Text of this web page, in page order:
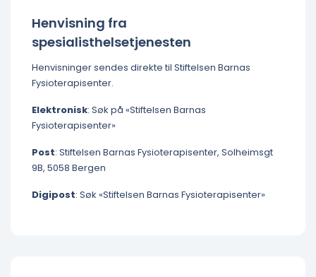
Henvisning fra
spesialisthelsetjenesten
Henvisninger sendes direkte til Stiftelsen Barnas
Fysioterapisenter.
Elektronisk: Søk på «Stiftelsen Barnas
Fysioterapisenter»
Post: Stiftelsen Barnas Fysioterapisenter, Solheimsgt
9B, 5058 Bergen
Digipost: Søk «Stiftelsen Barnas Fysioterapisenter»